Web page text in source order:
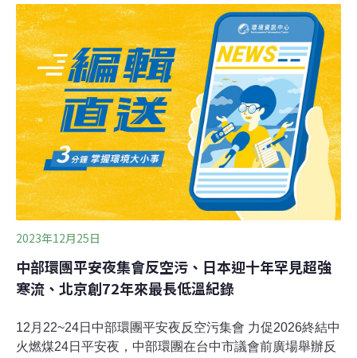
2023年12月25日
中部環團平安夜集會反空污、日本迎十年罕見超強
寒流、北京創72年來最長低溫紀錄
12月22~24日中部環團平安夜反空污集會 力促2026終結中
火燃煤24日平安夜，中部環團在台中市議會前廣場舉辦反